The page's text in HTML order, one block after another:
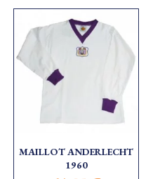
MAILLOT ANDERLECHT
1960